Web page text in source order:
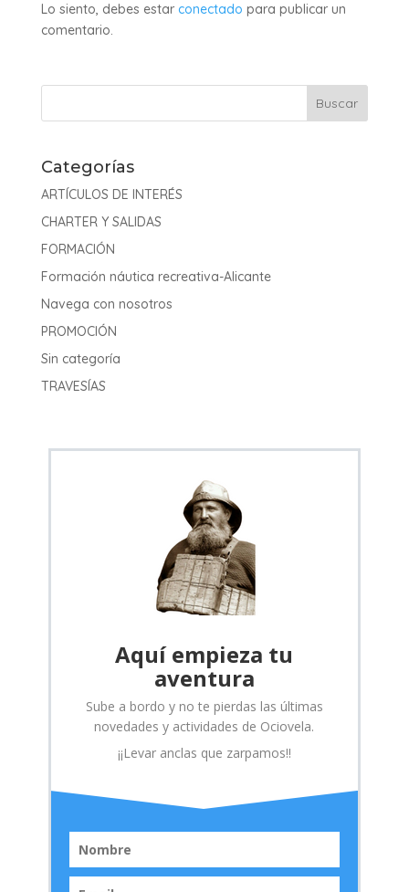
Lo siento, debes estar conectado para publicar un
comentario.
Categorías
ARTÍCULOS DE INTERÉS
CHARTER Y SALIDAS
FORMACIÓN
Formación náutica recreativa-Alicante
Navega con nosotros
PROMOCIÓN
Sin categoría
TRAVESÍAS
Aquí empieza tu
aventura
Sube a bordo y no te pierdas las últimas
novedades y actividades de Ociovela.
¡¡Levar anclas que zarpamos!!